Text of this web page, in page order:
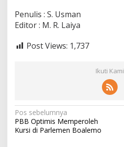
Penulis : S. Usman
Editor : M. R. Laiya
Post Views: 1,737
Ikuti Kami
N
a
Pos sebelumnya
PBB Optimis Memperoleh
Kursi di Parlemen Boalemo